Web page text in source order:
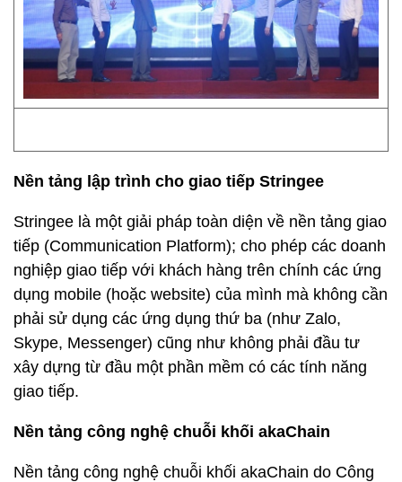
Nền tảng lập trình cho giao tiếp Stringee
Stringee là một giải pháp toàn diện về nền tảng giao
tiếp (Communication Platform); cho phép các doanh
nghiệp giao tiếp với khách hàng trên chính các ứng
dụng mobile (hoặc website) của mình mà không cần
phải sử dụng các ứng dụng thứ ba (như Zalo,
Skype, Messenger) cũng như không phải đầu tư
xây dựng từ đầu một phần mềm có các tính năng
giao tiếp.
Nền tảng công nghệ chuỗi khối akaChain
Nền tảng công nghệ chuỗi khối akaChain do Công